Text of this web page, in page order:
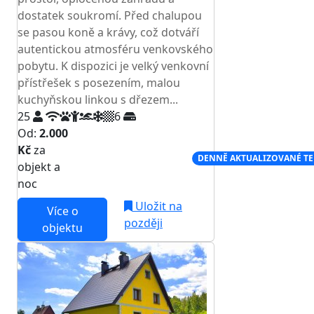
dostatek soukromí. Před chalupou
se pasou koně a krávy, což dotváří
autentickou atmosféru venkovského
pobytu. K dispozici je velký venkovní
přístřešek s posezením, malou
kuchyňskou linkou s dřezem...
25
6
Od: 2.000
Kčza
objekt a
noc
DENNĚ AKTUALIZOVANÉ
Více o
objektu
Uložit na
později